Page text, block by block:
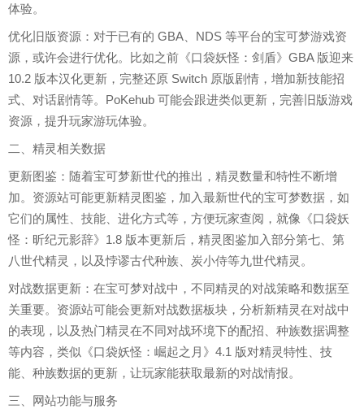
体验。
优化旧版资源：对于已有的 GBA、NDS 等平台的宝可梦游戏资
源，或许会进行优化。比如之前《口袋妖怪：剑盾》GBA 版迎来
10.2 版本汉化更新，完整还原 Switch 原版剧情，增加新技能招
式、对话剧情等。PoKehub 可能会跟进类似更新，完善旧版游戏
资源，提升玩家游玩体验。
二、精灵相关数据
更新图鉴：随着宝可梦新世代的推出，精灵数量和特性不断增
加。资源站可能更新精灵图鉴，加入最新世代的宝可梦数据，如
它们的属性、技能、进化方式等，方便玩家查阅，就像《口袋妖
怪：昕纪元影辞》1.8 版本更新后，精灵图鉴加入部分第七、第
八世代精灵，以及悖谬古代种族、炭小侍等九世代精灵。
对战数据更新：在宝可梦对战中，不同精灵的对战策略和数据至
关重要。资源站可能会更新对战数据板块，分析新精灵在对战中
的表现，以及热门精灵在不同对战环境下的配招、种族数据调整
等内容，类似《口袋妖怪：崛起之月》4.1 版对精灵特性、技
能、种族数据的更新，让玩家能获取最新的对战情报。
三、网站功能与服务